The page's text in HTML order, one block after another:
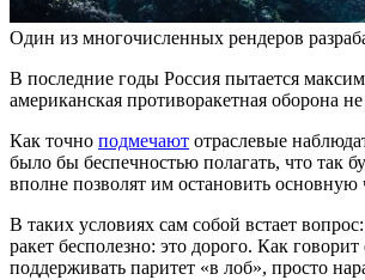
Один из многочисленных рендеров
В последние годы Россия пытается
американская противоракетная оборона
Как точно подмечают отраслевые
было бы беспечностью полагать, что так
вполне позволят им остановить основную
В таких условиях сам собой встает
ракет бесполезно: это дорого. Как
поддерживать паритет «в лоб», просто